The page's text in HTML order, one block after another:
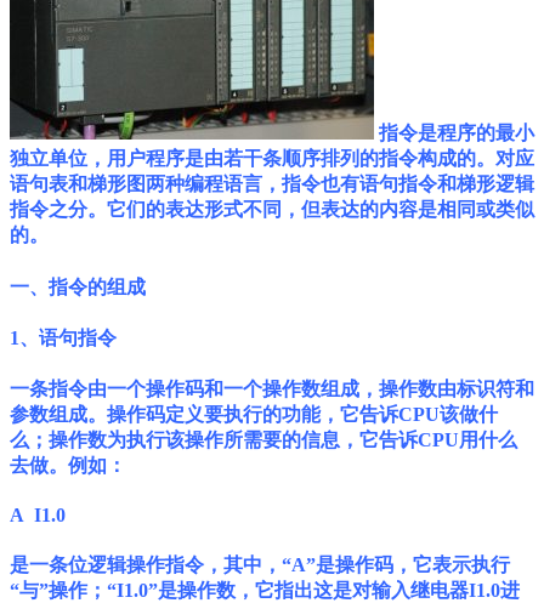
指令是程序的最小
独立单位，用户程序是由若干条顺序排列的指令构成的。对应
语句表和梯形图两种编程语言，指令也有语句指令和梯形逻辑
指令之分。它们的表达形式不同，但表达的内容是相同或类似
的。
一、指令的组成
1、语句指令
一条指令由一个操作码和一个操作数组成，操作数由标识符和
参数组成。操作码定义要执行的功能，它告诉CPU该做什
么；操作数为执行该操作所需要的信息，它告诉CPU用什么
去做。例如：
A I1.0
是一条位逻辑操作指令，其中，“A”是操作码，它表示执行
“与”操作；“I1.0”是操作数，它指出这是对输入继电器I1.0进